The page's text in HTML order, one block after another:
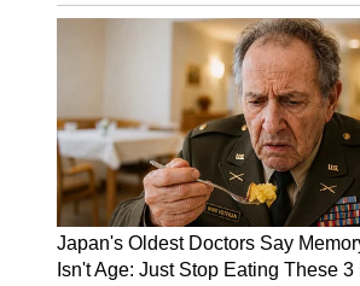
ಸ್ತ್ರೀಯರ ಬಗ್ಗೆ ಗೌರವದ ಮಾತನಾಡುವ
ಆಕ್ರೋಶ ವ್ಯಕ್ತಪಡಿಸಿದ್ದರು. ರೋಗಿಗಳ
ಸಾರ್ವಜನಿಕರೊಂದಿಗೆ ಹೇಗೆ ವರ್ತಿಸಬಹುದು
ರಾಜು ಕಾಗೆ ಬಹಿರಂಗವಾಗಿ
ಕಾಗವಾಡ ಶಾಸಕ ರಾಜು ಕಾಗೆ ಹೇಳಿಕೆ ಬಗ್ಗೆ